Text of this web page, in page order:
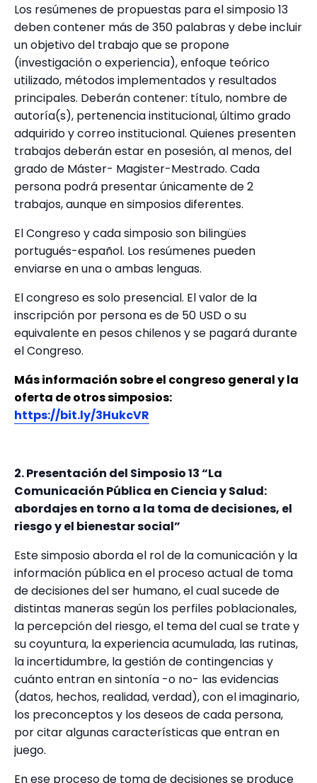
Los resúmenes de propuestas para el simposio 13
deben contener más de 350 palabras y debe incluir
un objetivo del trabajo que se propone
(investigación o experiencia), enfoque teórico
utilizado, métodos implementados y resultados
principales. Deberán contener: título, nombre de
autoría(s), pertenencia institucional, último grado
adquirido y correo institucional. Quienes presenten
trabajos deberán estar en posesión, al menos, del
grado de Máster- Magister-Mestrado. Cada
persona podrá presentar únicamente de 2
trabajos, aunque en simposios diferentes.
El Congreso y cada simposio son bilingües
portugués-español. Los resúmenes pueden
enviarse en una o ambas lenguas.
El congreso es solo presencial. El valor de la
inscripción por persona es de 50 USD o su
equivalente en pesos chilenos y se pagará durante
el Congreso.
Más información sobre el congreso general y la
oferta de otros simposios:
https://bit.ly/3HukcVR
2. Presentación del Simposio 13“La
Comunicación Pública en Ciencia y Salud:
abordajes en torno a la toma de decisiones, el
riesgo y el bienestar social”
Este simposio aborda el rol de la comunicación y la
información pública en el proceso actual de toma
de decisiones del ser humano, el cual sucede de
distintas maneras según los perfiles poblacionales,
la percepción del riesgo, el tema del cual se trate y
su coyuntura, la experiencia acumulada, las rutinas,
la incertidumbre, la gestión de contingencias y
cuánto entran en sintonía -o no- las evidencias
(datos, hechos, realidad, verdad), con el imaginario,
los preconceptos y los deseos de cada persona,
por citar algunas características que entran en
juego.
En ese proceso de toma de decisiones se produce